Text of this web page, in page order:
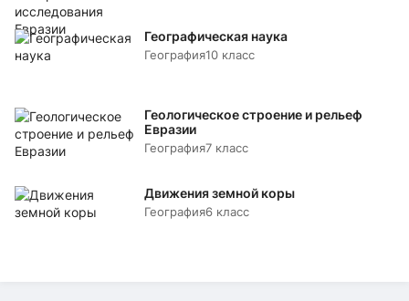
Географическая наука
География10 класс
Геологическое строение и рельеф
Евразии
География7 класс
Движения земной коры
География6 класс